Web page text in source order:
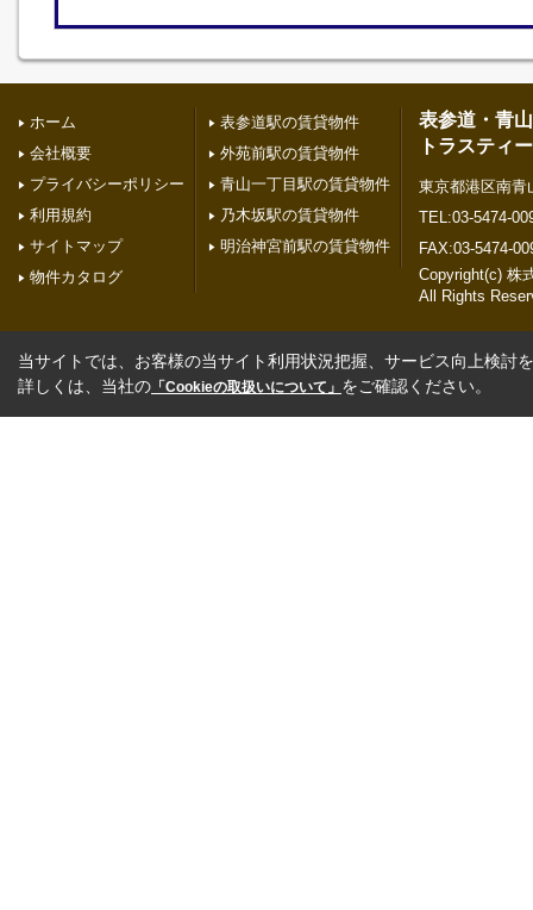
ホーム
会社概要
プライバシーポリシー
利用規約
サイトマップ
物件カタログ
表参道駅の賃貸物件
外苑前駅の賃貸物件
青山一丁目駅の賃貸物件
乃木坂駅の賃貸物件
明治神宮前駅の賃貸物件
表参道・青
トラスティー
東京都港区南青
TEL:03-5474-
FAX:03-5474-
Copyright(c) 株
All Rights
当サイトでは、お客様の当サイト利用状況把握、サービス向上検討
詳しくは、当社の 「Cookieの取扱いについて」 をご確認ください。